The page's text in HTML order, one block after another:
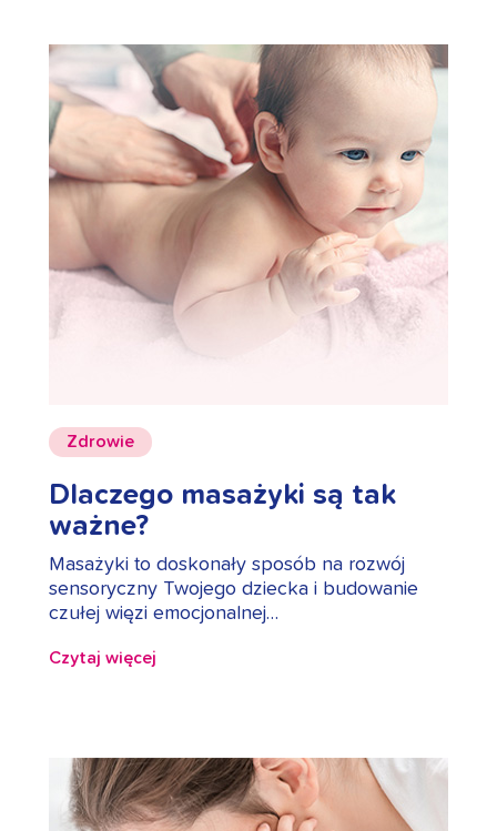
Zdrowie
Dlaczego masażyki są tak
ważne?
Masażyki to doskonały sposób na rozwój
sensoryczny Twojego dziecka i budowanie
czułej więzi emocjonalnej…
Czytaj więcej